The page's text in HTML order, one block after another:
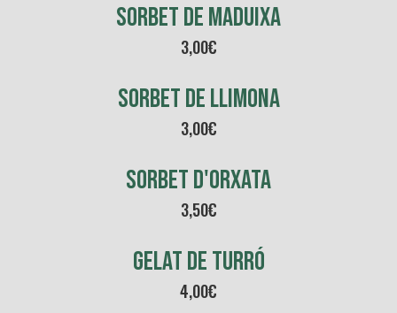
sorbet de maduixa
3,00€
sorbet de llimona
3,00€
sorbet d'orxata
3,50€
gelat de turró
4,00€